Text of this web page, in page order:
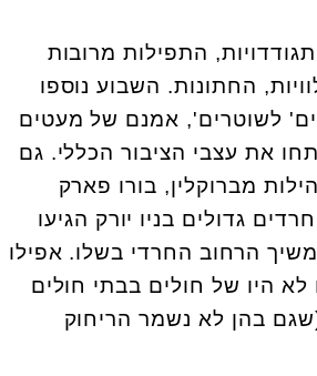
התפילות מרובות
החתונות. השבוע נוספו
לשוטרים', אמנם של מעטים
את עצבי הציבור הכללי. גם
מברוקלין, בורו פארק
חרדים גדולים בניו יורק הגיעו
הרחוב החרדי בשלו. אפילו
היו של חולים בבתי חולים
בהן לא נשמר הריחוק